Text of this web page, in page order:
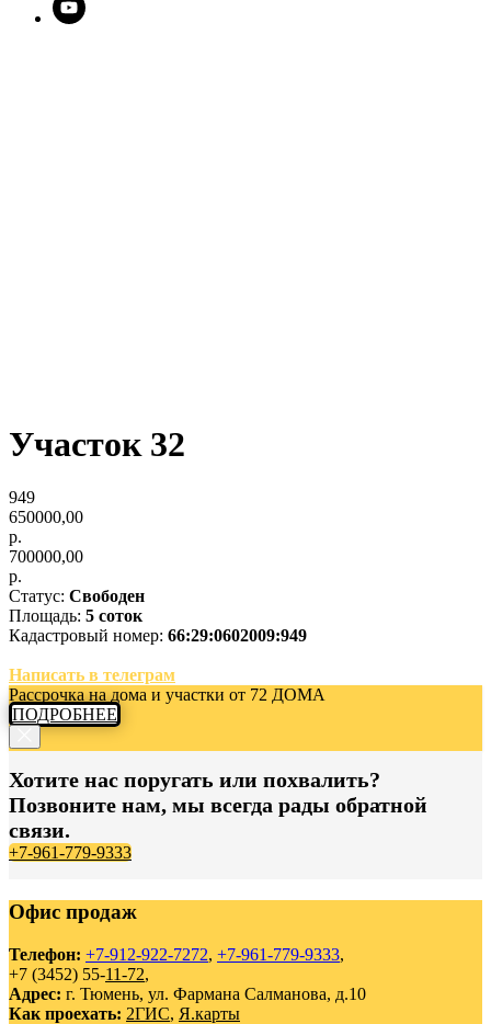
Участок 32
949
650000,00
р.
700000,00
р.
Статус: Свободен
Площадь: 5 соток
Кадастровый номер: 66:29:0602009:949
Написать в телеграм
Рассрочка на дома и участки от 72 ДОМА
ПОДРОБНЕЕ
Хотите нас поругать или похвалить?
Позвоните нам, мы всегда рады обратной
связи.
+7-961-779-9333
Офис продаж
Телефон: +7-912-922-7272, +7-961-779-9333,
+7 (3452) 55-11-72,
Адрес: г. Тюмень, ул. Фармана Салманова, д.10
Как проехать: 2ГИС, Я.карты